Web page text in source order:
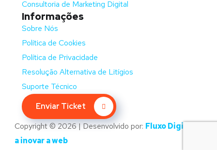
Consultoria de Marketing Digital
Informações
Sobre Nós
Política de Cookies
Política de Privacidade
Resolução Alternativa de Litígios
Suporte Técnico
Enviar Ticket
Copyright © 2026 | Desenvolvido por: Fluxo Digital –
a inovar a web